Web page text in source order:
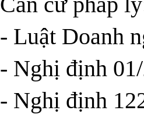
- Luật Doanh
- Nghị định
- Nghị định